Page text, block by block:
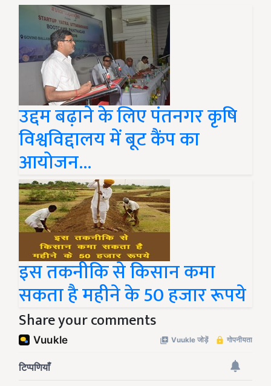
उद्दम बढ़ाने के लिए पंतनगर कृषि
विश्वविद्दालय में बूट कैंप का
आयोजन…
इस तकनीकि से किसान कमा
सकता है महीने के 50 हजार रूपये
Share your comments